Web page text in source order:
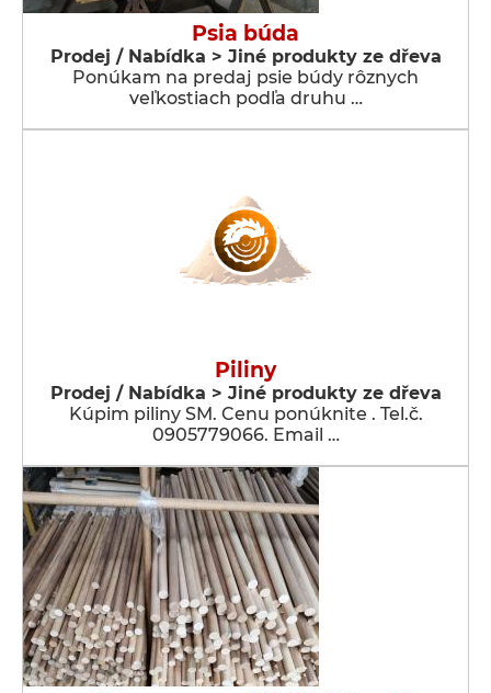
Psia búda
Prodej / Nabídka > Jiné produkty ze dřeva
Ponúkam na predaj psie búdy rôznych
veľkostiach podľa druhu …
Piliny
Prodej / Nabídka > Jiné produkty ze dřeva
Kúpim piliny SM. Cenu ponúknite . Tel.č.
0905779066. Email …